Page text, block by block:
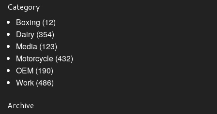
Category
Boxing (12)
Dairy(354)
Media(123)
Motorcycle(432)
OEM(190)
Work(486)
Archive